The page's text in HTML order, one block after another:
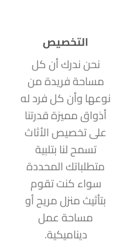
التخصيص
نحن ندرك أن كل
مساحة فريدة من
نوعها وأن كل فرد له
أذواق مميزة قدرتنا
على تخصيص الأثاث
تسمح لنا بتلبية
متطلباتك المحددة
سواء كنت تقوم
بتأثيث منزل مريح أو
مساحة عمل
ديناميكية.